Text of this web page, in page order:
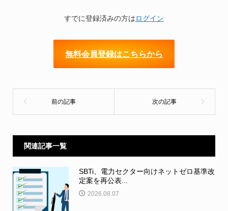
すでに登録済みの方はログイン
無料会員登録はこちらから
関連記事一覧
SBTi、電力セクター向けネットゼロ基準改
定案を再公表...
2026.08.07